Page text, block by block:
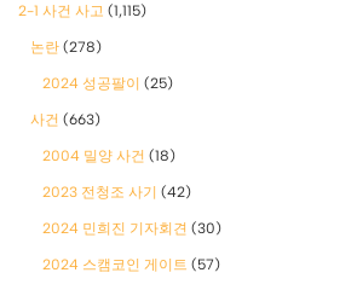
2-1 사건 사고 (1,115)
논란 (278)
2024 성공팔이 (25)
사건 (663)
2004 밀양 사건 (18)
2023 전청조 사기 (42)
2024 민희진 기자회견 (30)
2024 스캠코인 게이트 (57)